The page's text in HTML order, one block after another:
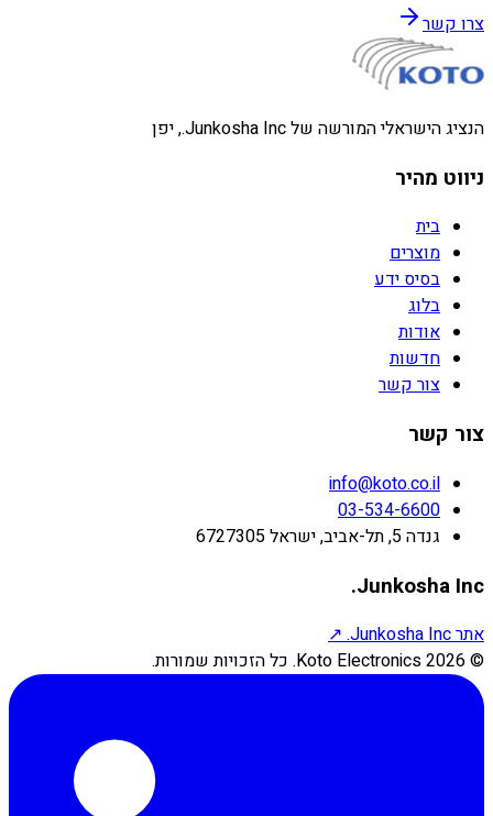
צרו קשר
הנציג הישראלי המורשה של Junkosha Inc., יפן
ניווט מהיר
בית
מוצרים
בסיס ידע
בלוג
אודות
חדשות
צור קשר
צור קשר
info@koto.co.il
03-534-6600
גנדה 5, תל-אביב, ישראל 6727305
Junkosha Inc.
אתר Junkosha Inc.
↗
©
2026 כל הזכויות שמורות.